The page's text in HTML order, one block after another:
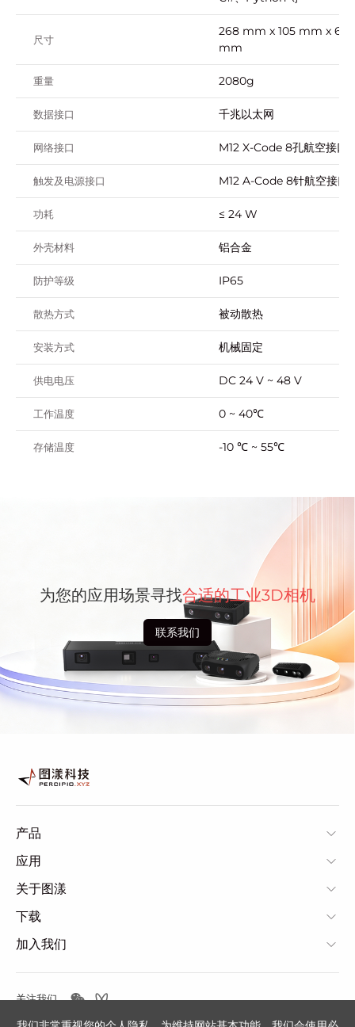
尺寸
268 mm x 105 mm x 65
mm
重量 2080g
数据接口 千兆以太网
网络接口 M12 X-Code 8孔航空接⼝
触发及电源接口 M12 A-Code 8针航空接⼝
功耗 ≤ 24 W
外壳材料 铝合金
防护等级 IP65
散热方式 被动散热
安装方式 机械固定
供电电压 DC 24 V ~ 48 V
工作温度 0 ~ 40℃
存储温度 -10 ℃ ~ 55℃
为您的应用场景寻找合适的工业3D相机
联系我们
产品
应用
关于图漾
下载
加入我们
关注我们